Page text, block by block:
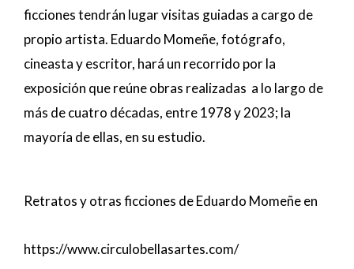
ficciones tendrán lugar visitas guiadas a cargo de
propio artista. Eduardo Momeñe, fotógrafo,
cineasta y escritor, hará un recorrido por la
exposición que reúne obras realizadas a lo largo de
más de cuatro décadas, entre 1978 y 2023; la
mayoría de ellas, en su estudio.
Retratos y otras ficciones de Eduardo Momeñe en
https://www.circulobellasartes.com/